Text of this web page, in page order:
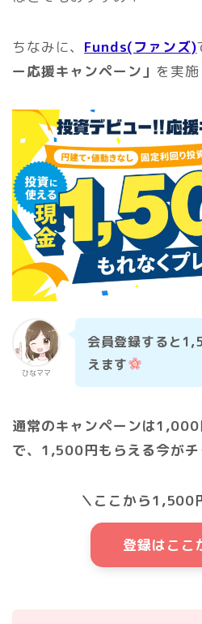
ちなみに、 Funds(ファンズ)
ー応援キャンペーン」 を実施
ひなママ
会員登録すると
えます
通常のキャンペーンは1,000
で、1,500円もらえる今がチ
＼ここから1,500
登録はこ